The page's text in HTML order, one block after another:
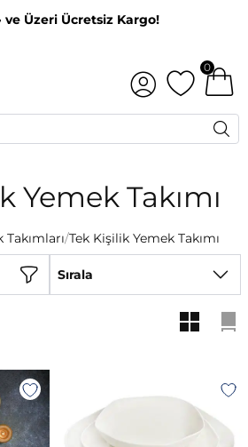
ve Üzeri Ücretsiz Kargo!
0
Yemek Takımı
Takımları/Tek Kişilik Yemek Takımı
Sırala